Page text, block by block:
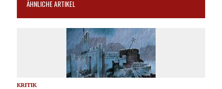
ÄHNLICHE ARTIKEL
KRITIK